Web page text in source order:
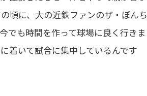
頃に、大の近鉄ファンのザ・ぼんち
でも時間を作って球場に良く行きま
着いて試合に集中しているんです